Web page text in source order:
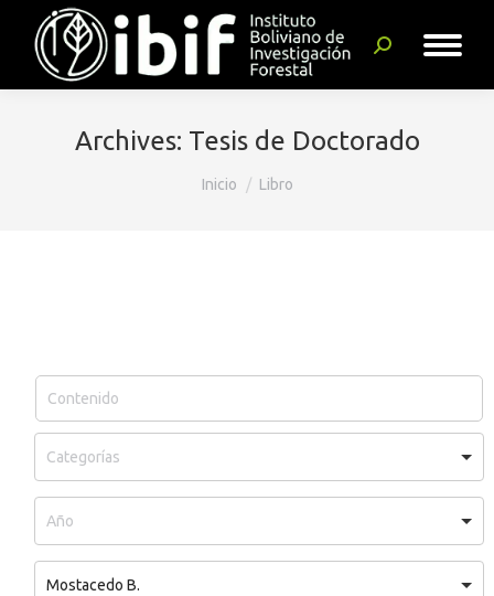
Buscar:
Archives: Tesis de Doctorado
Estás aquí:
Inicio Libro
Mostacedo B.